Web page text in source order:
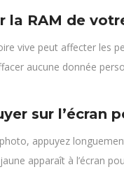
la RAM de
vive peut affecter les
aucune donnée
sur l’écran
appuyez
apparaît à l’écran